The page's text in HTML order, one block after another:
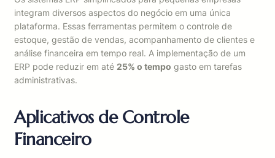
integram diversos aspectos do negócio em uma única
plataforma. Essas ferramentas permitem o controle de
estoque, gestão de vendas, acompanhamento de clientes e
análise financeira em tempo real. A implementação de um
ERP pode reduzir em até 25% o tempo gasto em tarefas
administrativas.
Aplicativos de Controle
Financeiro